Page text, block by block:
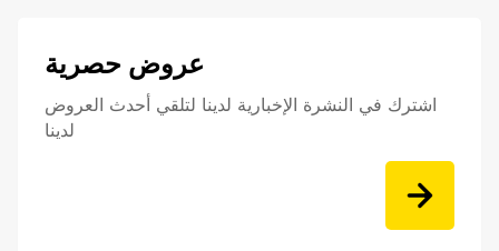
عروض حصرية
اشترك في النشرة الإخبارية لدينا لتلقي أحدث العروض
لدينا